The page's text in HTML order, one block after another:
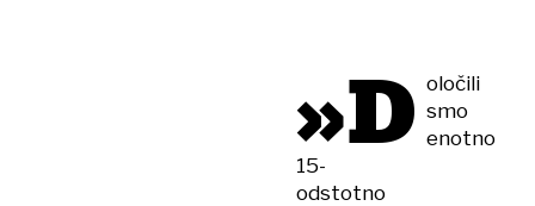
»D oločili
smo
enotno
15-
odstotno